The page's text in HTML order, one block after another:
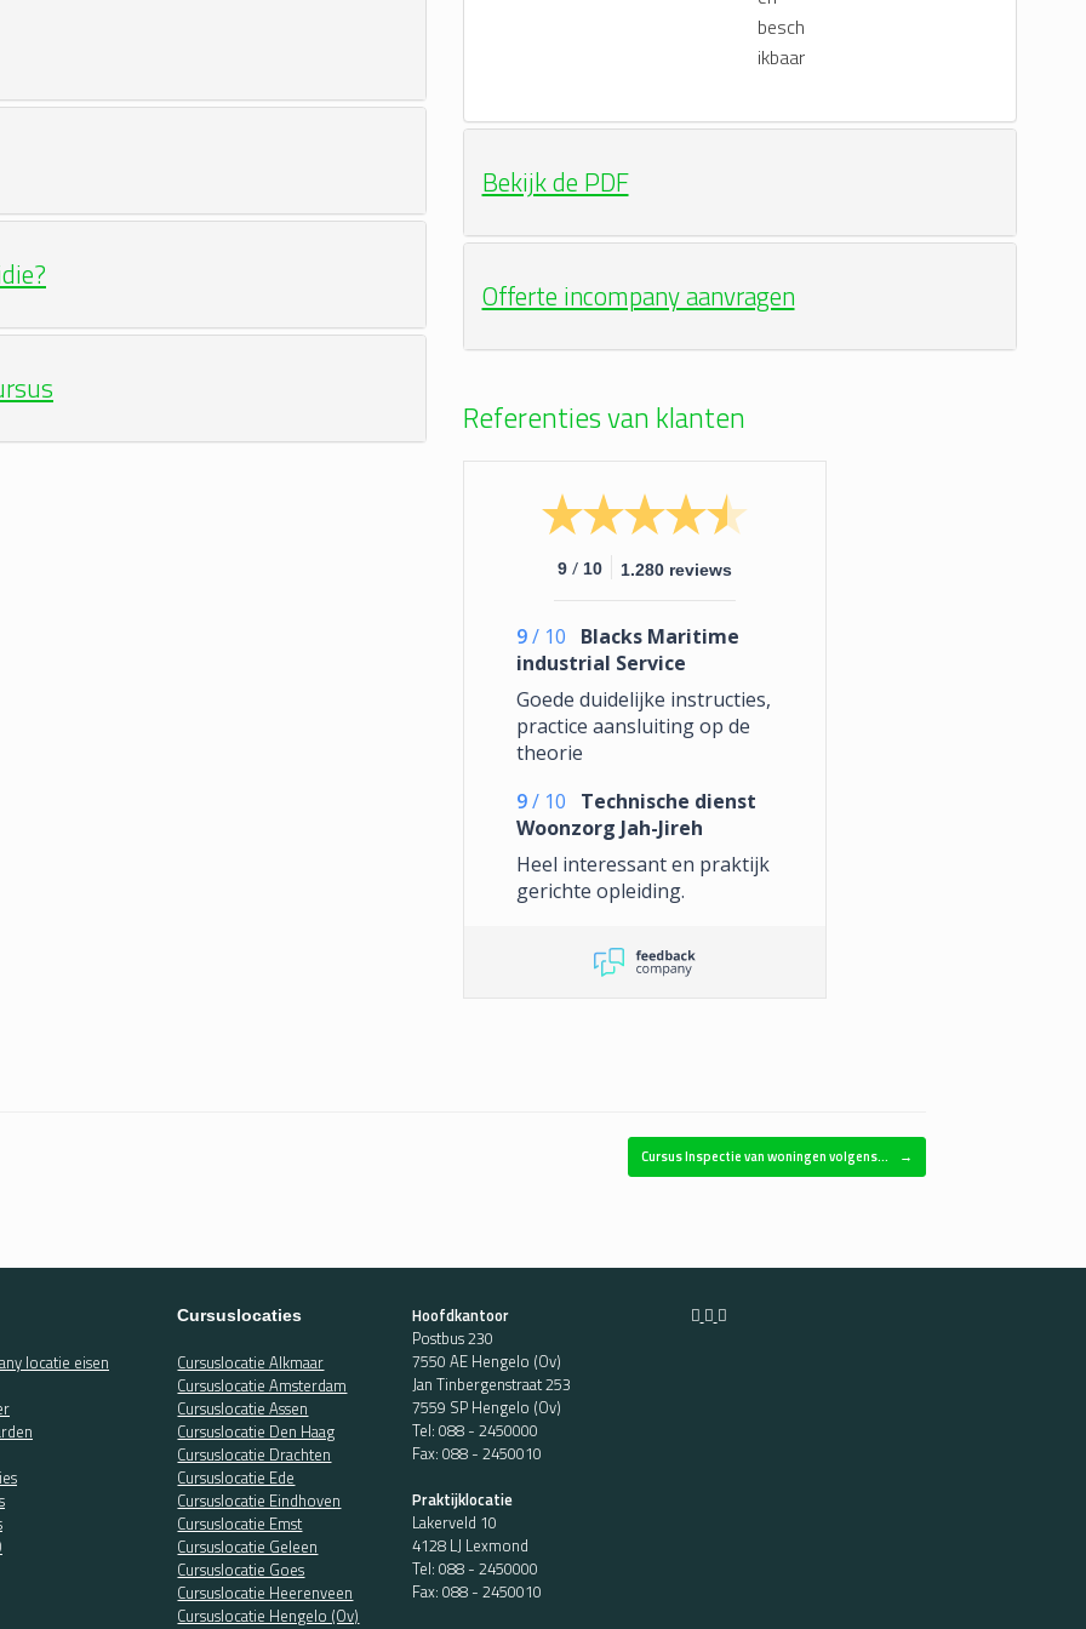
Bekijk de PDF
Offerte incompany aanvragen
Referenties van klanten
9 / 10 1.280 reviews
9 / 10
Blacks Maritime
industrial Service
Goede duidelijke instructies,
practice aansluiting op de
theorie
9 / 10
Technische dienst
Woonzorg Jah-Jireh
Heel interessant en praktijk
gerichte opleiding.
Cursus Inspectie van woningen volgens… →
locatie eisen
Cursuslocaties
Cursuslocatie Alkmaar
Cursuslocatie Amsterdam
Cursuslocatie Assen
Cursuslocatie Den Haag
Cursuslocatie Drachten
Cursuslocatie Ede
Cursuslocatie Eindhoven
Cursuslocatie Emst
Cursuslocatie Geleen
Cursuslocatie Goes
Cursuslocatie Heerenveen
Cursuslocatie Hengelo (Ov)
Hoofdkantoor
Postbus 230
7550 AE Hengelo (Ov)
Jan Tinbergenstraat 253
7559 SP Hengelo (Ov)
Tel:088 - 2450000
Fax: 088 - 2450010
Praktijklocatie
Lakerveld 10
4128 LJ Lexmond
Tel:088 - 2450000
Fax: 088 - 2450010